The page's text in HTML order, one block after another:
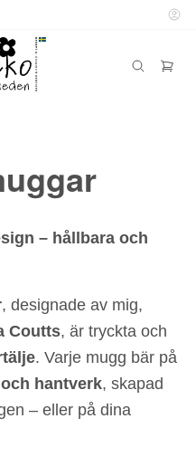
– hållbara och
, designade av mig,
Coutts, är tryckta och
. Varje mugg bär på
hantverk, skapad
– eller på dina